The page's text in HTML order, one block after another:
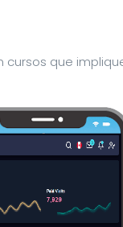
cursos que